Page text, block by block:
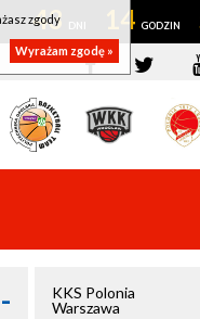
43 14
KKS Polonia
Warszawa
zgody
Wyrażam zgodę »